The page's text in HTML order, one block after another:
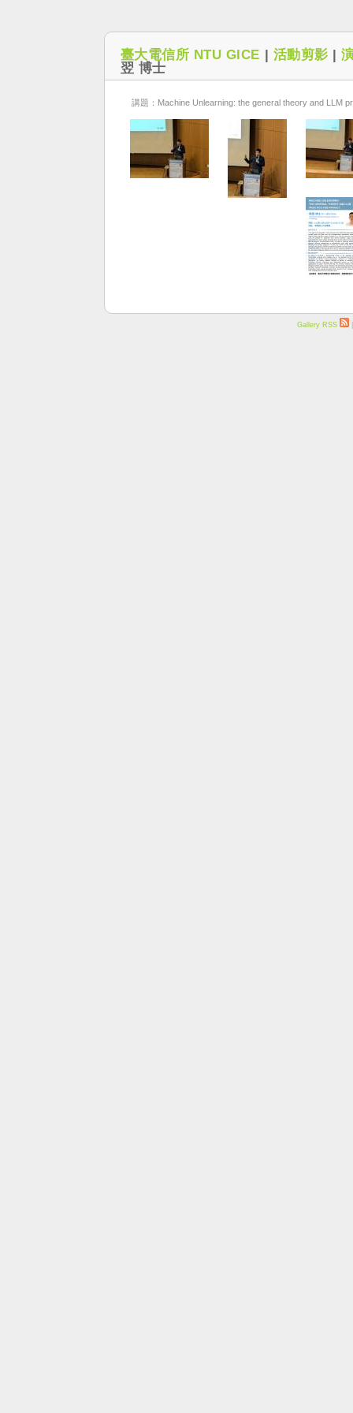
臺大電信所 NTU GICE | 活動剪影 |
翌 博士
講題：Machine Unlearning: the general theory and LLM
Gallery RSS